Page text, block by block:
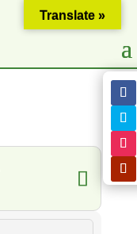
Translate »